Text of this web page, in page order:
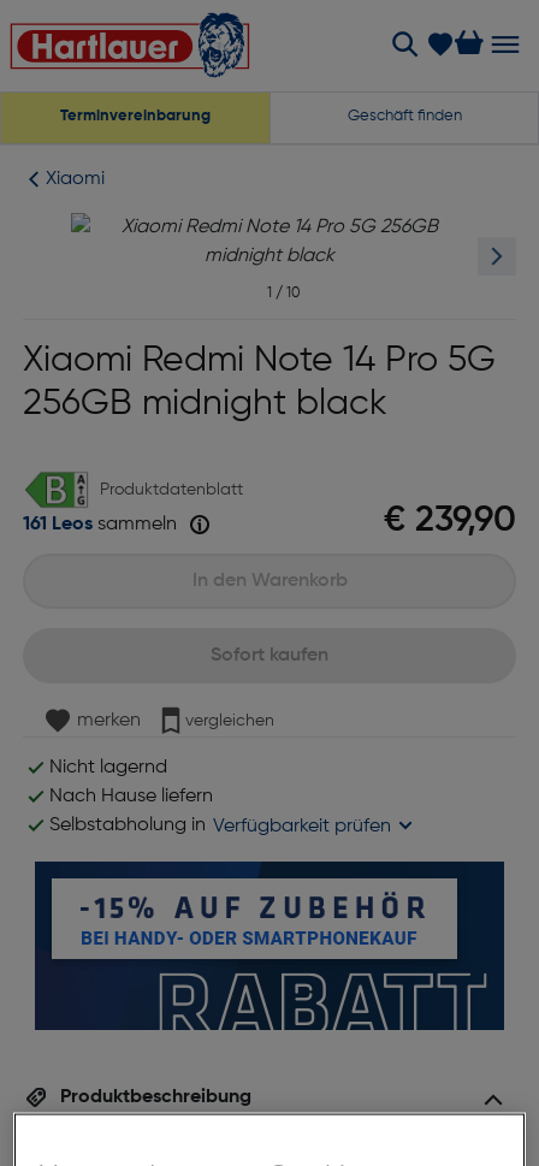
Terminvereinbarung Geschäft finden
Xiaomi
1 / 10
Xiaomi Redmi Note 14 Pro 5G
256GB midnight black
€ 239,90
Produktdatenblatt
161 Leossammeln
Sofort kaufen
In den Warenkorb
merken vergleichen
Nicht lagernd
Nach Hause liefern
Selbstabholung in Verfügbarkeit prüfen
Produktbeschreibung